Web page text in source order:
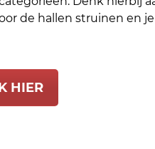
de hallen struinen en
HIER